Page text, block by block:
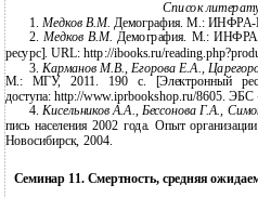
Список
1.
Медков В.М. Демография. М.: ИНФРА-
2. Медков В.М.Демография. М.:
ресурс]. URL: http://ibooks.ru/
3. Карманов М.В., Егорова Е.А.,
М.: МГУ, 2011. 190 c. [Электронный
доступа: http://www.iprbookshop.ru/8605. ЭБС
4. Кисельников А.А., Бессонова Г.А.,
пись населения 2002 года. Опыт
Новосибирск, 2004.
Семинар 11. Смертность, средняя